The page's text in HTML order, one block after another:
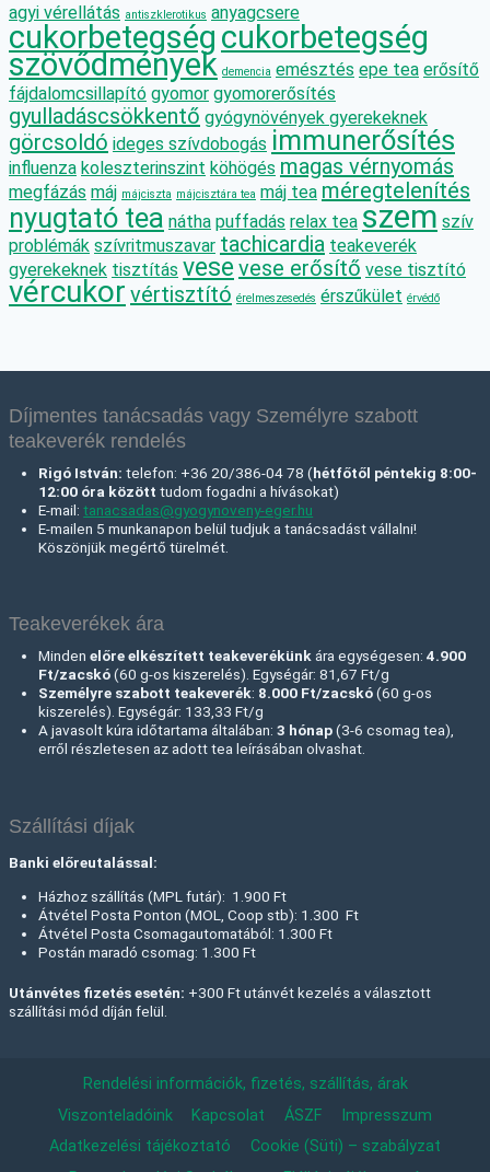
agyi vérellátás antiszklerotikus anyagcsere
cukorbetegség cukorbetegség
szövődmények demencia emésztés epe tea erősítő
fájdalomcsillapító gyomor gyomorerősítés
gyulladáscsökkentő gyógynövények gyerekeknek
görcsoldó ideges szívdobogás immunerősítés
influenza koleszterinszint köhögés magas vérnyomás
megfázás máj májciszta májcisztára tea máj tea méregtelenítés
nyugtató tea nátha puffadás relax tea szem szív
problémák szívritmuszavar tachicardia teakeverék
gyerekeknek tisztítás vese vese erősítő vese tisztító
vércukor vértisztító érelmeszesedés érszűkület érvédő
Díjmentes tanácsadás vagy Személyre szabott
teakeverék rendelés
Rigó István:telefon: +36 20/386-04 78 (hétfőtől péntekig 8:00-
12:00 óra között tudom fogadni a hívásokat)
E-mail:tanacsadas@gyogynoveny-eger.hu
E-mailen 5 munkanapon belül tudjuk a tanácsadást vállalni!
Köszönjük megértő türelmét.
Teakeverékek ára
Mindenelőre elkészített teakeverékünk ára egységesen:4.900
Ft/zacskó(60 g-os kiszerelés). Egységár: 81,67 Ft/g
Személyre szabott teakeverék: 8.000 Ft/zacskó(60 g-os
kiszerelés). Egységár: 133,33 Ft/g
A javasolt kúra időtartama általában: 3 hónap(3-6 csomag tea),
erről részletesen az adott tea leírásában olvashat.
Szállítási díjak
Banki előreutalással:
Házhoz szállítás (MPL futár): 1.900 Ft
Átvétel Posta Ponton (MOL, Coop stb): 1.300 Ft
Átvétel Posta Csomagautomatából: 1.300 Ft
Postán maradó csomag: 1.300 Ft
Utánvétes fizetés esetén: +300 Ft utánvét kezelés a választott
szállítási mód díján felül.
Rendelési információk, fizetés, szállítás, árak
Viszonteladóink
Kapcsolat ÁSZF
Impresszum
Adatkezelési tájékoztató
Cookie (Süti) – szabályzat